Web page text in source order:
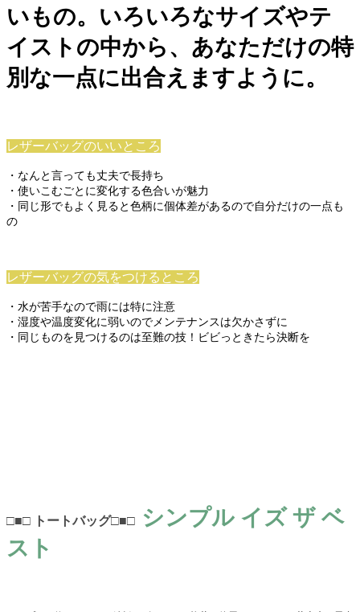
いもの。 いろいろなサイズやテ
イストの中から、あなただけの特
別な一点に出合えますように。
レザーバッグのいいところ
・なんと言っても丈夫で長持ち
・使いこむごとに変化する色合いが魅力
・同じ形でもよく見ると色柄に個体差があるので自分だけの一点も
の
レザーバッグの気をつけるところ
・水が苦手なので雨には特に注意
・湿度や温度変化に弱いのでメンテナンスは欠かさずに
・同じものを見つけるのは至難の技！ビビっときたら決断を
□■□ トートバッグ□■□
シンプル イズ ザ ベ
スト